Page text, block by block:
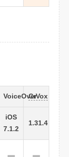
VoiceOverCrVox
iOS
7.1.2
1.31.4